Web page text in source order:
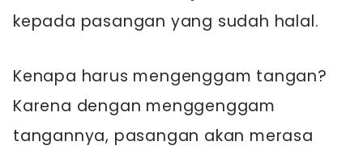
kepada pasangan yang sudah halal.
Kenapa harus mengenggam tangan?
Karena dengan menggenggam
tangannya, pasangan akan merasa